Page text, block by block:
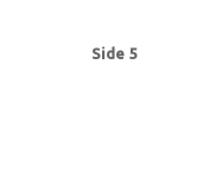
Side 5